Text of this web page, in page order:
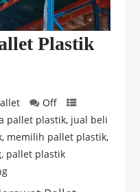
Plastik
Off
pallet plastik, jual beli
, memilih pallet plastik,
, pallet plastik